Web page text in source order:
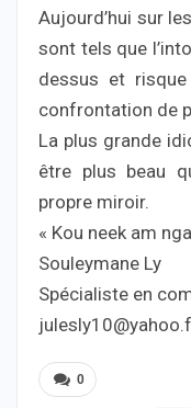
Aujourd’hui sur
sont tels que
dessus et
confrontation de
La plus grande
être plus beau
propre miroir.
« Kou neek am
Souleymane Ly
Spécialiste en
0